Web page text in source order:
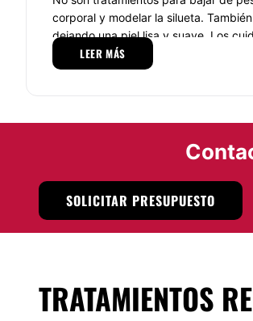
corporal y modelar la silueta.
dejando una piel lisa y suave. Los
Ramírez aconsejara el uso de una
son recomendables tanto para
como la corrección de
dificulte respirar. Ya corregidos el
óptimo haciendo que la nariz vaya
El Dr. David León Ramírez cuenta
donde podrá, con su experiencia y
LEER MÁS
SOLICITAR PRESUPUESTO
TRATAMIENTOS